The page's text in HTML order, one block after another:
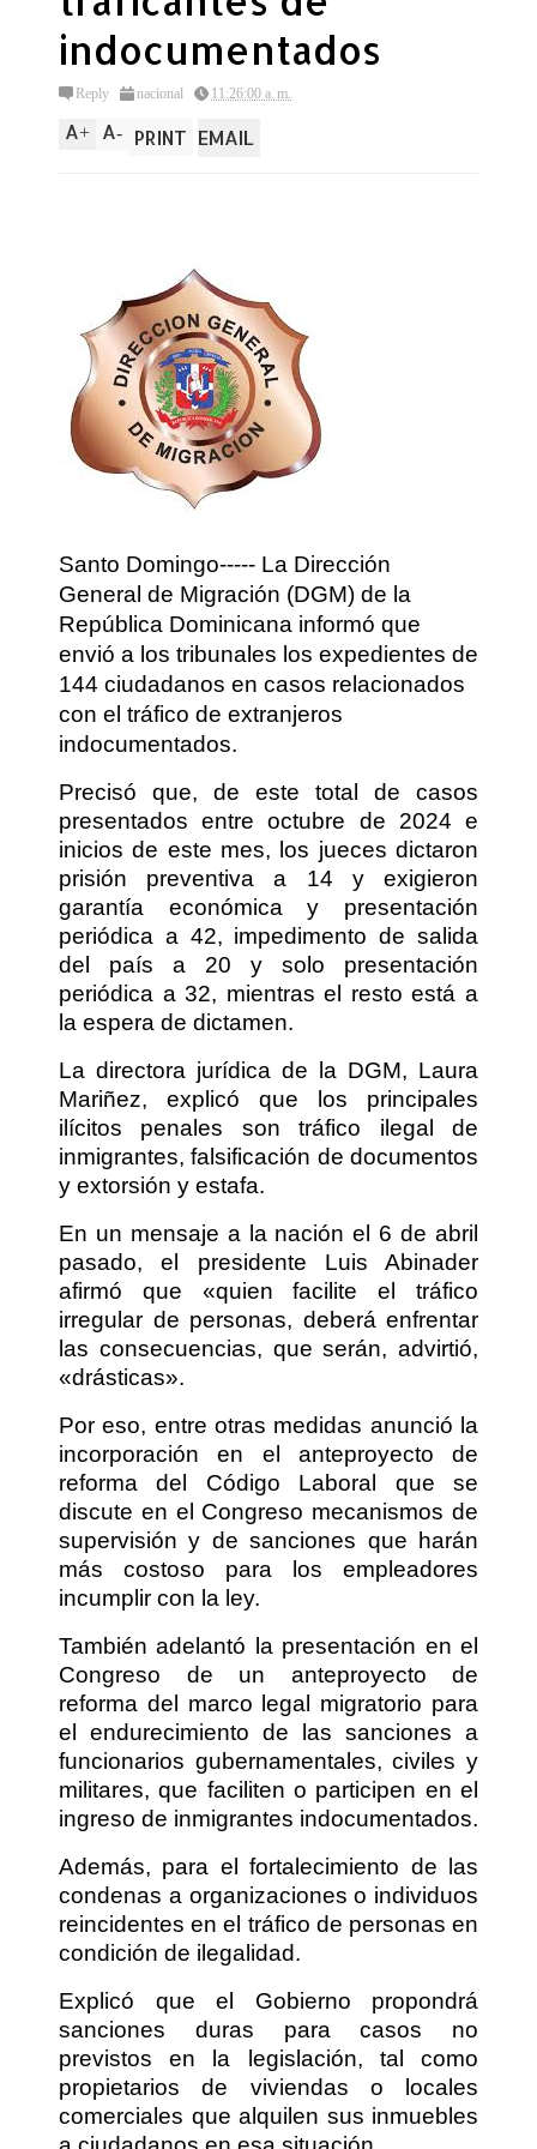
indocumentados
Reply nacional 11:26:00 a. m.
A+ A- PRINT EMAIL
Santo Domingo----- La Dirección
General de Migración (DGM) de la
República Dominicana informó que
envió a los tribunales los expedientes de
144 ciudadanos en casos relacionados
con el tráfico de extranjeros
indocumentados.
Precisó que, de este total de casos
presentados entre octubre de 2024 e
inicios de este mes, los jueces dictaron
prisión preventiva a 14 y exigieron
garantía económica y presentación
periódica a 42, impedimento de salida
del país a 20 y solo presentación
periódica a 32, mientras el resto está a
la espera de dictamen.
La directora jurídica de la DGM, Laura
Mariñez, explicó que los principales
ilícitos penales son tráfico ilegal de
inmigrantes, falsificación de documentos
y extorsión y estafa.
En un mensaje a la nación el 6 de abril
pasado, el presidente Luis Abinader
afirmó que «quien facilite el tráfico
irregular de personas, deberá enfrentar
las consecuencias, que serán, advirtió,
«drásticas».
Por eso, entre otras medidas anunció la
incorporación en el anteproyecto de
reforma del Código Laboral que se
discute en el Congreso mecanismos de
supervisión y de sanciones que harán
más costoso para los empleadores
incumplir con la ley.
También adelantó la presentación en el
Congreso de un anteproyecto de
reforma del marco legal migratorio para
el endurecimiento de las sanciones a
funcionarios gubernamentales, civiles y
militares, que faciliten o participen en el
ingreso de inmigrantes indocumentados.
Además, para el fortalecimiento de las
condenas a organizaciones o individuos
reincidentes en el tráfico de personas en
condición de ilegalidad.
Explicó que el Gobierno propondrá
sanciones duras para casos no
previstos en la legislación, tal como
propietarios de viviendas o locales
comerciales que alquilen sus inmuebles